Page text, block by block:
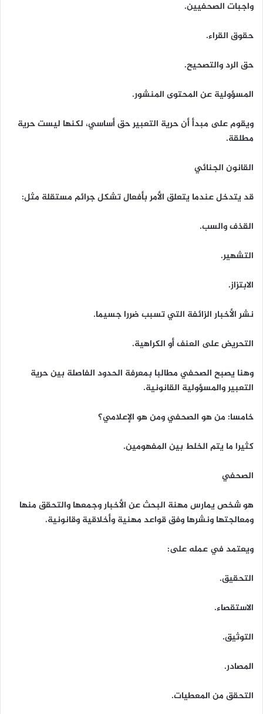
واجبات الصحفيين.
حقوق القراء.
حق الرد والتصحيح.
المسؤولية عن المحتوى المنشور.
ويقوم على مبدأ أن حرية التعبير حق أساسي، لكنها ليست حرية
مطلقة.
القانون الجنائي
قد يتدخل عندما يتعلق الأمر بأفعال تشكل جرائم مستقلة مثل:
القذف والسب.
التشهير.
الابتزاز.
نشر الأخبار الزائفة التي تسبب ضررا جسيما.
التحريض على العنف أو الكراهية.
وهنا يصبح الصحفي مطالبا بمعرفة الحدود الفاصلة بين حرية
التعبير والمسؤولية القانونية.
خامسا: من هو الصحفي ومن هو الإعلامي؟
كثيرا ما يتم الخلط بين المفهومين.
الصحفي
هو شخص يمارس مهنة البحث عن الأخبار وجمعها والتحقق منها
ومعالجتها ونشرها وفق قواعد مهنية وأخلاقية وقانونية.
ويعتمد في عمله على:
التحقيق.
الاستقصاء.
التوثيق.
المصادر.
التحقق من المعطيات.